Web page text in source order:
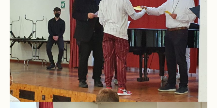
Schülerbücherei
Hausordnung
Schulbuchordnung
Pausenordnung